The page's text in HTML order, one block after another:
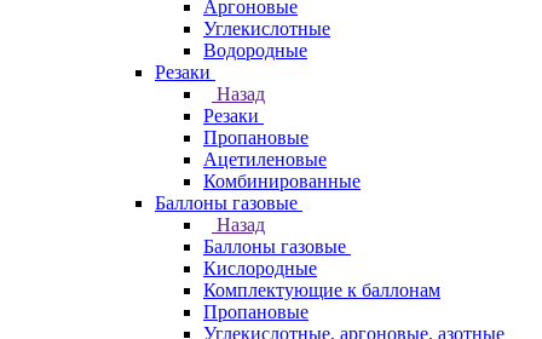
Аргоновые
Углекислотные
Водородные
Резаки
Назад
Резаки
Пропановые
Ацетиленовые
Комбинированные
Баллоны газовые
Назад
Баллоны газовые
Кислородные
Комплектующие к баллонам
Пропановые
Углекислотные, аргоновые, азотные